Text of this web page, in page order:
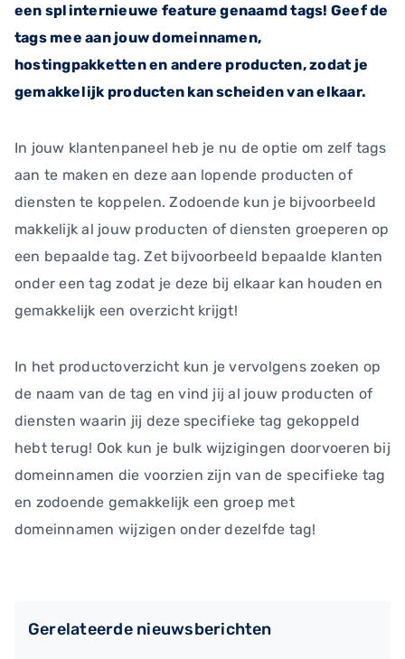
een splinternieuwe feature genaamd tags! Geef de
tags mee aan jouw domeinnamen,
hostingpakketten en andere producten, zodat je
gemakkelijk producten kan scheiden van elkaar.
In jouw klantenpaneel heb je nu de optie om zelf tags
aan te maken en deze aan lopende producten of
diensten te koppelen. Zodoende kun je bijvoorbeeld
makkelijk al jouw producten of diensten groeperen op
een bepaalde tag. Zet bijvoorbeeld bepaalde klanten
onder een tag zodat je deze bij elkaar kan houden en
gemakkelijk een overzicht krijgt!
In het productoverzicht kun je vervolgens zoeken op
de naam van de tag en vind jij al jouw producten of
diensten waarin jij deze specifieke tag gekoppeld
hebt terug! Ook kun je bulk wijzigingen doorvoeren bij
domeinnamen die voorzien zijn van de specifieke tag
en zodoende gemakkelijk een groep met
domeinnamen wijzigen onder dezelfde tag!
Gerelateerde nieuwsberichten